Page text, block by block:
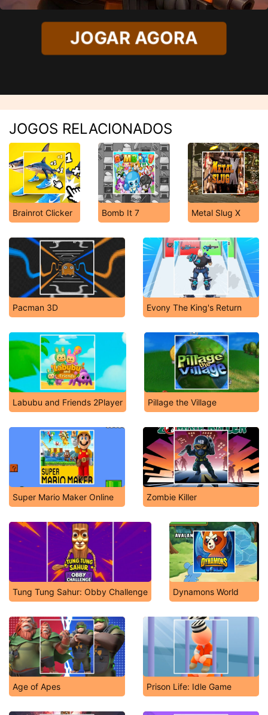
JOGAR AGORA
JOGOS RELACIONADOS
Brainrot Clicker Bomb It 7 Metal Slug X
Pacman 3D Evony The King's Return
Labubu and Friends 2Player Pillage the Village
Super Mario Maker Online Zombie Killer
Tung Tung Sahur: Obby Challenge Dynamons World
Age of Apes Prison Life: Idle Game